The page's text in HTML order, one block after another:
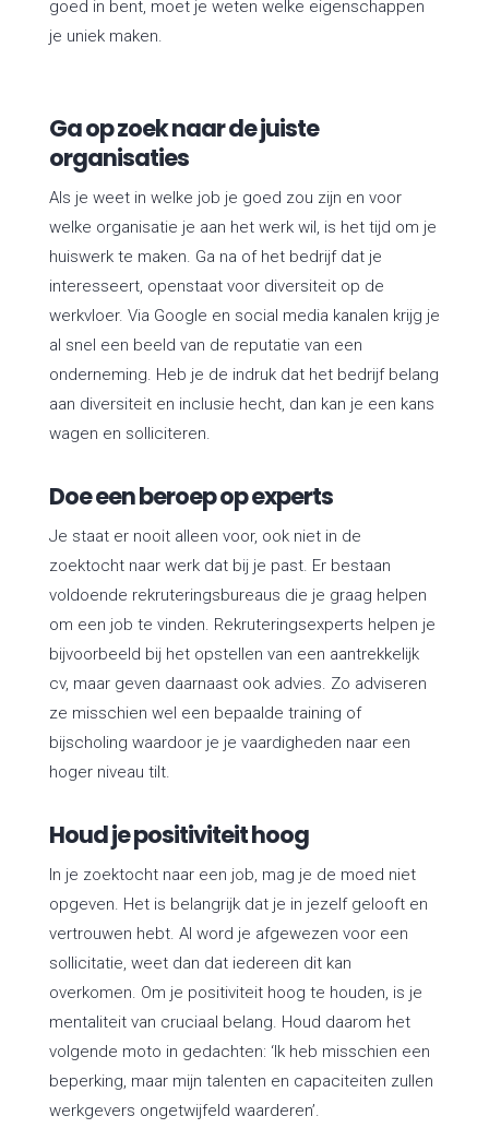
goed in bent, moet je weten welke eigenschappen
je uniek maken.
Ga op zoek naar de juiste
organisaties
Als je weet in welke job je goed zou zijn en voor
welke organisatie je aan het werk wil, is het tijd om je
huiswerk te maken. Ga na of het bedrijf dat je
interesseert, openstaat voor diversiteit op de
werkvloer. Via Google en social media kanalen krijg je
al snel een beeld van de reputatie van een
onderneming. Heb je de indruk dat het bedrijf belang
aan diversiteit en inclusie hecht, dan kan je een kans
wagen en solliciteren.
Doe een beroep op experts
Je staat er nooit alleen voor, ook niet in de
zoektocht naar werk dat bij je past. Er bestaan
voldoende rekruteringsbureaus die je graag helpen
om een job te vinden. Rekruteringsexperts helpen je
bijvoorbeeld bij het opstellen van een aantrekkelijk
cv, maar geven daarnaast ook advies. Zo adviseren
ze misschien wel een bepaalde training of
bijscholing waardoor je je vaardigheden naar een
hoger niveau tilt.
Houd je positiviteit hoog
In je zoektocht naar een job, mag je de moed niet
opgeven. Het is belangrijk dat je in jezelf gelooft en
vertrouwen hebt. Al word je afgewezen voor een
sollicitatie, weet dan dat iedereen dit kan
overkomen. Om je positiviteit hoog te houden, is je
mentaliteit van cruciaal belang. Houd daarom het
volgende moto in gedachten: ‘Ik heb misschien een
beperking, maar mijn talenten en capaciteiten zullen
werkgevers ongetwijfeld waarderen’.